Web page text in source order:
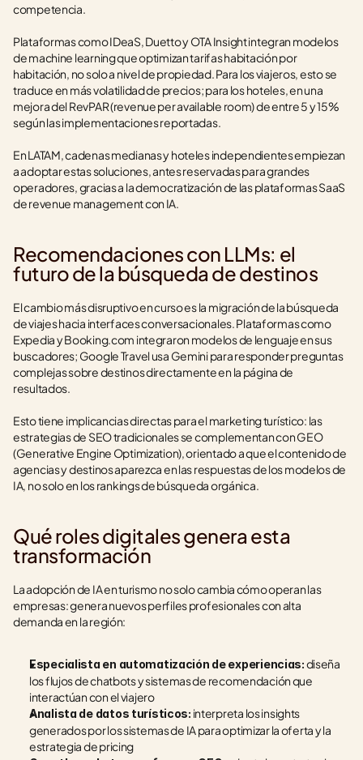
competencia.
Plataformas como IDeaS, Duetto y OTA Insight integran modelos
de machine learning que optimizan tarifas habitación por
habitación, no solo a nivel de propiedad. Para los viajeros, esto se
traduce en más volatilidad de precios; para los hoteles, en una
mejora del RevPAR (revenue per available room) de entre 5 y 15%
según las implementaciones reportadas.
En LATAM, cadenas medianas y hoteles independientes empiezan
a adoptar estas soluciones, antes reservadas para grandes
operadores, gracias a la democratización de las plataformas SaaS
de revenue management con IA.
Recomendaciones con LLMs: el
futuro de la búsqueda de destinos
El cambio más disruptivo en curso es la migración de la búsqueda
de viajes hacia interfaces conversacionales. Plataformas como
Expedia y Booking.com integraron modelos de lenguaje en sus
buscadores; Google Travel usa Gemini para responder preguntas
complejas sobre destinos directamente en la página de
resultados.
Esto tiene implicancias directas para el marketing turístico: las
estrategias de SEO tradicionales se complementan con GEO
(Generative Engine Optimization), orientado a que el contenido de
agencias y destinos aparezca en las respuestas de los modelos de
IA, no solo en los rankings de búsqueda orgánica.
Qué roles digitales genera esta
transformación
La adopción de IA en turismo no solo cambia cómo operan las
empresas: genera nuevos perfiles profesionales con alta
demanda en la región:
Especialista en automatización de experiencias: diseña
los flujos de chatbots y sistemas de recomendación que
interactúan con el viajero
Analista de datos turísticos: interpreta los insights
generados por los sistemas de IA para optimizar la oferta y la
estrategia de pricing